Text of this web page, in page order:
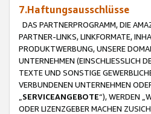
7.Haftungsausschlüsse
DAS PARTNERPROGRAMM, DIE
PARTNER-LINKS, LINKFORMATE,
PRODUKTWERBUNG, UNSERE
UNTERNEHMEN (EINSCHLIESSLICH
TEXTE UND SONSTIGE
VERBUNDENEN UNTERNEHMEN
SERVICEANGEBOTE“), WERDEN
ODER LIZENZGEBER MACHEN